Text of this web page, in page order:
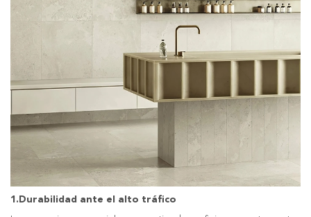
1.Durabilidad ante el alto tráfico